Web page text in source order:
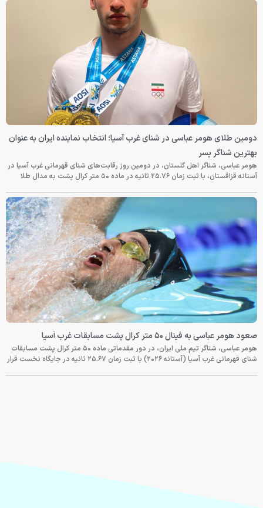
دومین طلای هومر عباسی در شنای غرب آسیا؛ انتخاب نماینده ایران به عنوان
بهترین شناگر پسر
هومر عباسی، شناگر اهل گلستان، در دومین روز رقابت‌های شنای قهرمانی غرب آسیا در
آستانه قزاقستان، با ثبت زمان ۲۵.۷۶ ثانیه در ماده ۵۰ متر کرال پشت به مدال طلا
صعود هومر عباسی به فینال ۵۰ متر کرال پشت مسابقات غرب آسیا
هومر عباسی، شناگر تیم ملی ایران، در دور مقدماتی ماده ۵۰ متر کرال پشت مسابقات
شنای قهرمانی غرب آسیا (آستانه ۲۰۲۶) با ثبت زمان ۲۵.۶۷ ثانیه در جایگاه نخست قرار